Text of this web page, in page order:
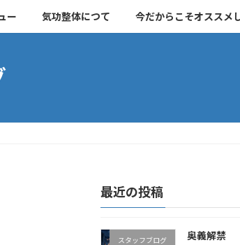
ー 気功整体につて 今だからこそオススメ
最近の投稿
スタッフブログ 奥義解禁